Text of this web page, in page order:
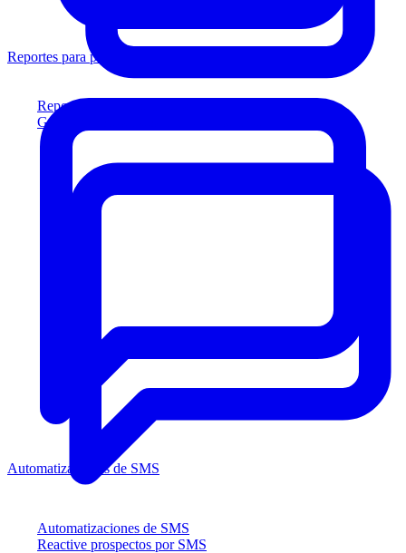
Reportes para prestamistas
Genere reportes listos para el prestamista
Automatizaciones de SMS
Reactive prospectos por SMS
Reportes para prestamistas
Automatizaciones de SMS